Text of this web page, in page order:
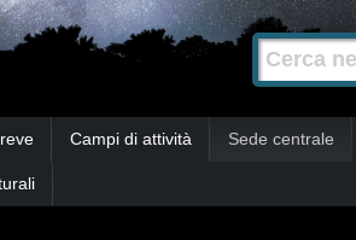
Cerca nel
Campi di attività Sede centrale